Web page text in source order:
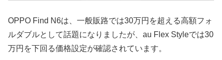
OPPO Find N6は、一般販路では30万円を超える高額フォ
ルダブルとして話題になりましたが、au Flex Styleでは30
万円を下回る価格設定が確認されています。